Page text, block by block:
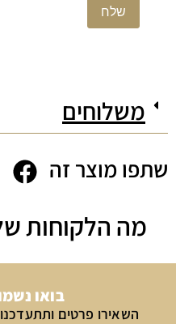
משלוחים
שתפו מוצר זה
מה הלקוחות
בואו
השאירו פרטים